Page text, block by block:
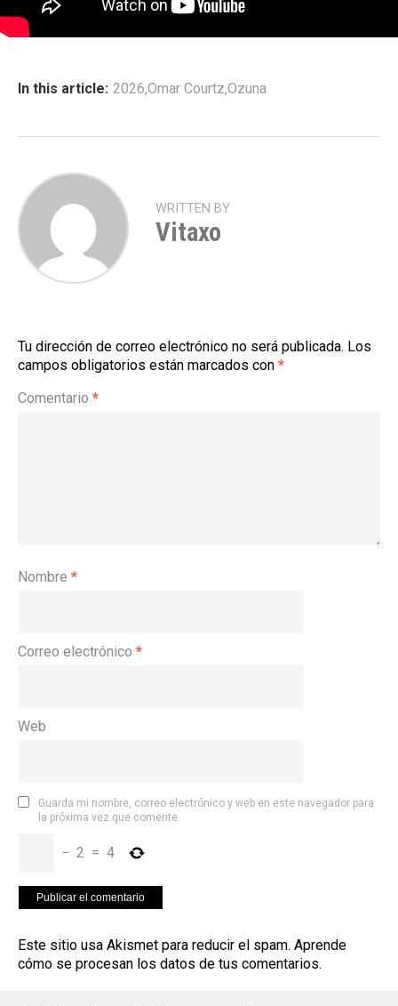
In this article: 2026,Omar Courtz,Ozuna
WRITTEN BY
Vitaxo
Tu dirección de correo electrónico no será publicada. Los
campos obligatorios están marcados con *
Comentario *
Nombre *
Correo electrónico *
Web
Guarda mi nombre, correo electrónico y web en este navegador para
la próxima vez que comente.
− 2 = 4
Este sitio usa Akismet para reducir el spam. Aprende
cómo se procesan los datos de tus comentarios.